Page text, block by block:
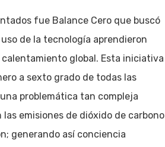
fue Balance Cero que buscó
de la tecnología aprendieron
global. Esta iniciativa
a sexto grado de todas las
problemática tan compleja
emisiones de dióxido de carbono
generando así conciencia